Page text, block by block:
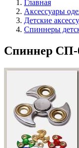
Главная
Аксессуары
Детские
Спиннеры
Спиннер СП-